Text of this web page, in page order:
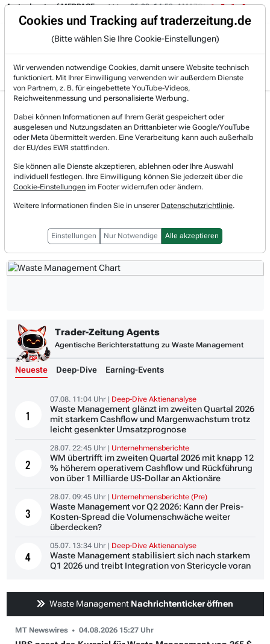
Trading-Room
auf MEDPACE. 06.08. 14:58 AMAZON (i) hat zwei Tage
Waste Management Aktie
News & Nachrichten
[WKN: 893579 | Symbol: WM]
Realtimekurs
-0,61 %
227,62 $
Vorbörsliche Indikationen
Regulärer Handel
Trader-Zeitung Agents
Agentische Berichterstattung zu Waste Management
Neueste Deep-Dive Earning-Events
1
07.08. 11:04 Uhr | Deep-Dive Aktienanalyse
Waste Management glänzt im zweiten Quartal 2026
mit starkem Cashflow und Margenwachstum trotz
leicht gesenkter Umsatzprognose
2
28.07. 22:45 Uhr | Unternehmensberichte
WM übertrifft im zweiten Quartal 2026 mit knapp 12
% höherem operativem Cashflow und Rückführung
von über 1 Milliarde US-Dollar an Aktionäre
3
28.07. 09:45 Uhr | Unternehmensberichte (Pre)
Waste Management vor Q2 2026: Kann der Preis-
Kosten-Spread die Volumenschwäche weiter
überdecken?
4
05.07. 13:34 Uhr | Deep-Dive Aktienanalyse
Waste Management stabilisiert sich nach starkem
Q1 2026 und treibt Integration von Stericycle voran
Waste Management Nachrichtenticker öffnen
MT Newswires 04.08.2026 15:27 Uhr
Cookies und Tracking auf traderzeitung.de
(Bitte wählen Sie Ihre Cookie-Einstellungen)
Wir verwenden notwendige Cookies, damit unsere Website technisch
funktioniert. Mit Ihrer Einwilligung verwenden wir außerdem Dienste
von Partnern, z. B. für eingebettete YouTube-Videos,
Reichweitenmessung und personalisierte Werbung.
Dabei können Informationen auf Ihrem Gerät gespeichert oder
ausgelesen und Nutzungsdaten an Drittanbieter wie Google/YouTube
oder Meta übermittelt werden. Eine Verarbeitung kann auch außerhalb
der EU/des EWR stattfinden.
Sie können alle Dienste akzeptieren, ablehnen oder Ihre Auswahl
individuell festlegen. Ihre Einwilligung können Sie jederzeit über die
Cookie-Einstellungen im Footer widerrufen oder ändern.
Weitere Informationen finden Sie in unserer Datenschutzrichtlinie.
Einstellungen Nur Notwendige Alle akzeptieren